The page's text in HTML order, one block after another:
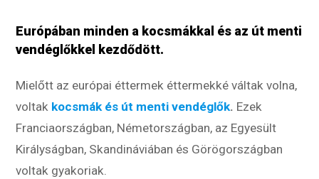
Európában minden a kocsmákkal és az út menti
vendéglőkkel kezdődött.
Mielőtt az európai éttermek éttermekké váltak volna,
voltak kocsmák és út menti vendéglők. Ezek
Franciaországban, Németországban, az Egyesült
Királyságban, Skandináviában és Görögországban
voltak gyakoriak.